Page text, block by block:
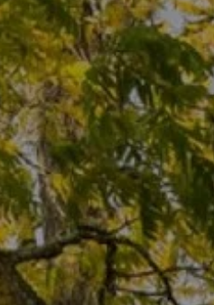
RESERVAR UNA HABITACIÓN